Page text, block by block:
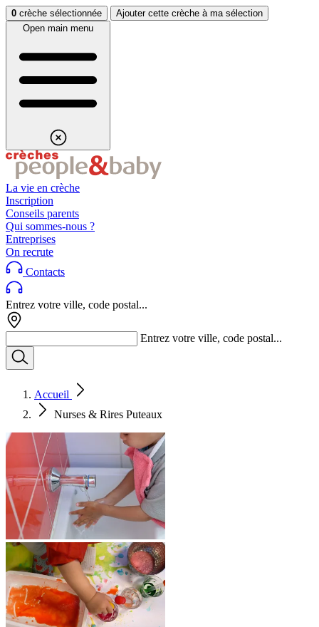
Aller au contenuAller au footer
0 crèche sélectionnée
Ajouter cette crèche à ma sélection
Open main menu
La vie en crèche
Inscription
Conseils parents
Qui sommes-nous ?
Entreprises
On recrute
Contacts
Entrez votre ville, code postal...
Entrez votre ville, code postal...
Accueil
Nurses & Rires Puteaux